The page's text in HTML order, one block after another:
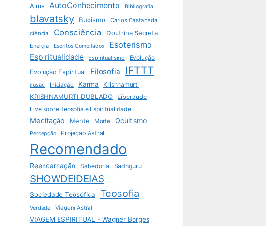
Alma AutoConhecimento Bibliografia
blavatsky Budismo
Carlos Castaneda
ciência
Consciência Doutrina Secreta
Energia Escritos Compilados Esoterismo
Espiritualidade Espiritualismo Evolução
Evolução Espiritual Filosofia IFTTT
ilusão Iniciação Karma Krishnamurti
KRISHNAMURTI DUBLADO
Liberdade
Live sobre Teosofia e Espiritualidade
Meditação Mente Morte Ocultismo
Percepção Projeção Astral
Recomendado
Reencarnação Sabedoria Sadhguru
SHOWDEIDEIAS
Sociedade Teosófica Teosofia
Verdade Viagem Astral
VIAGEM ESPIRITUAL - Wagner Borges